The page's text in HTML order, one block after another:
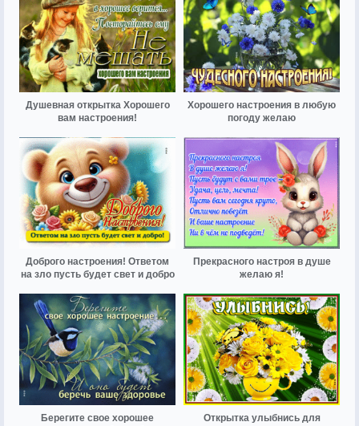
Душевная открытка Хорошего
вам настроения!
Хорошего настроения в любую
погоду желаю
Доброго настроения! Ответом
на зло пусть будет свет и добро
Прекрасного настроя в душе
желаю я!
Берегите свое хорошее
Открытка улыбнись для